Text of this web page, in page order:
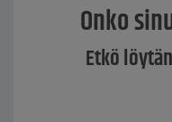
Onko
Etkö